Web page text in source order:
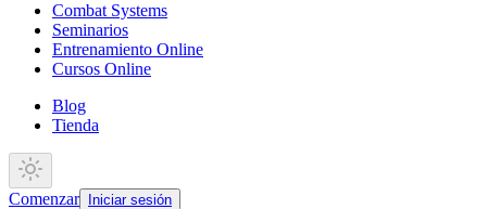
Combat Systems
Seminarios
Entrenamiento Online
Cursos Online
Blog
Tienda
Comenzar Iniciar sesión